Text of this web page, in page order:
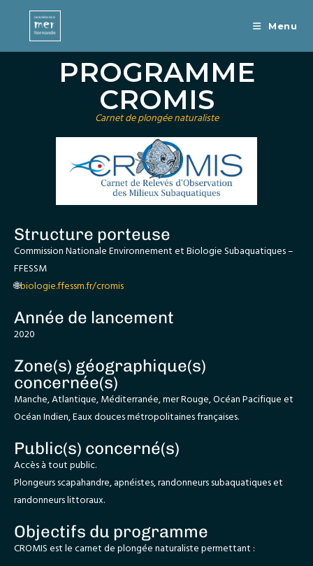
Menu
PROGRAMME
CROMIS
Carnet de plongée naturaliste
Structure porteuse
Commission Nationale Environnement et Biologie Subaquatiques –
FFESSM
🌐biologie.ffessm.fr/cromis
Année de lancement
2020
Zone(s) géographique(s)
concernée(s)
Manche, Atlantique, Méditerranée, mer Rouge, Océan Pacifique et
Océan Indien, Eaux douces métropolitaines françaises.
Public(s) concerné(s)
Accès à tout public.
Plongeurs scapahandre, apnéistes, randonneurs subaquatiques et
randonneurs littoraux.
Objectifs du programme
CROMIS est le carnet de plongée naturaliste permettant :